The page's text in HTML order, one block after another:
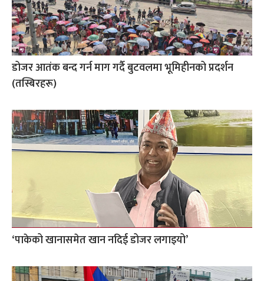
डोजर आतंक बन्द गर्न माग गर्दै बुटवलमा भूमिहीनको प्रदर्शन
(तस्बिरहरू)
‘पाकेको खानासमेत खान नदिई डोजर लगाइयो’